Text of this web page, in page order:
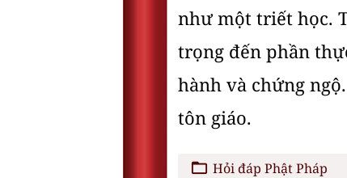
như một triết học.
trọng đến phần
hành và chứng
tôn giáo.
Hỏi đáp Phật Pháp